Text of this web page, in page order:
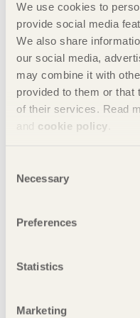
We use cookies to
provide social media
We also share
our social media,
may combine it with
provided to them or that
of their services. Read
and cookie policy
Selection
Necessary
Preferences
Statistics
Marketing
INTERVJU Vid några
uppmärksammats i
ständigt med utveckling
Ett viktigt område som
utveckla robusta
byggnader, det vill säga
modulskarvar i